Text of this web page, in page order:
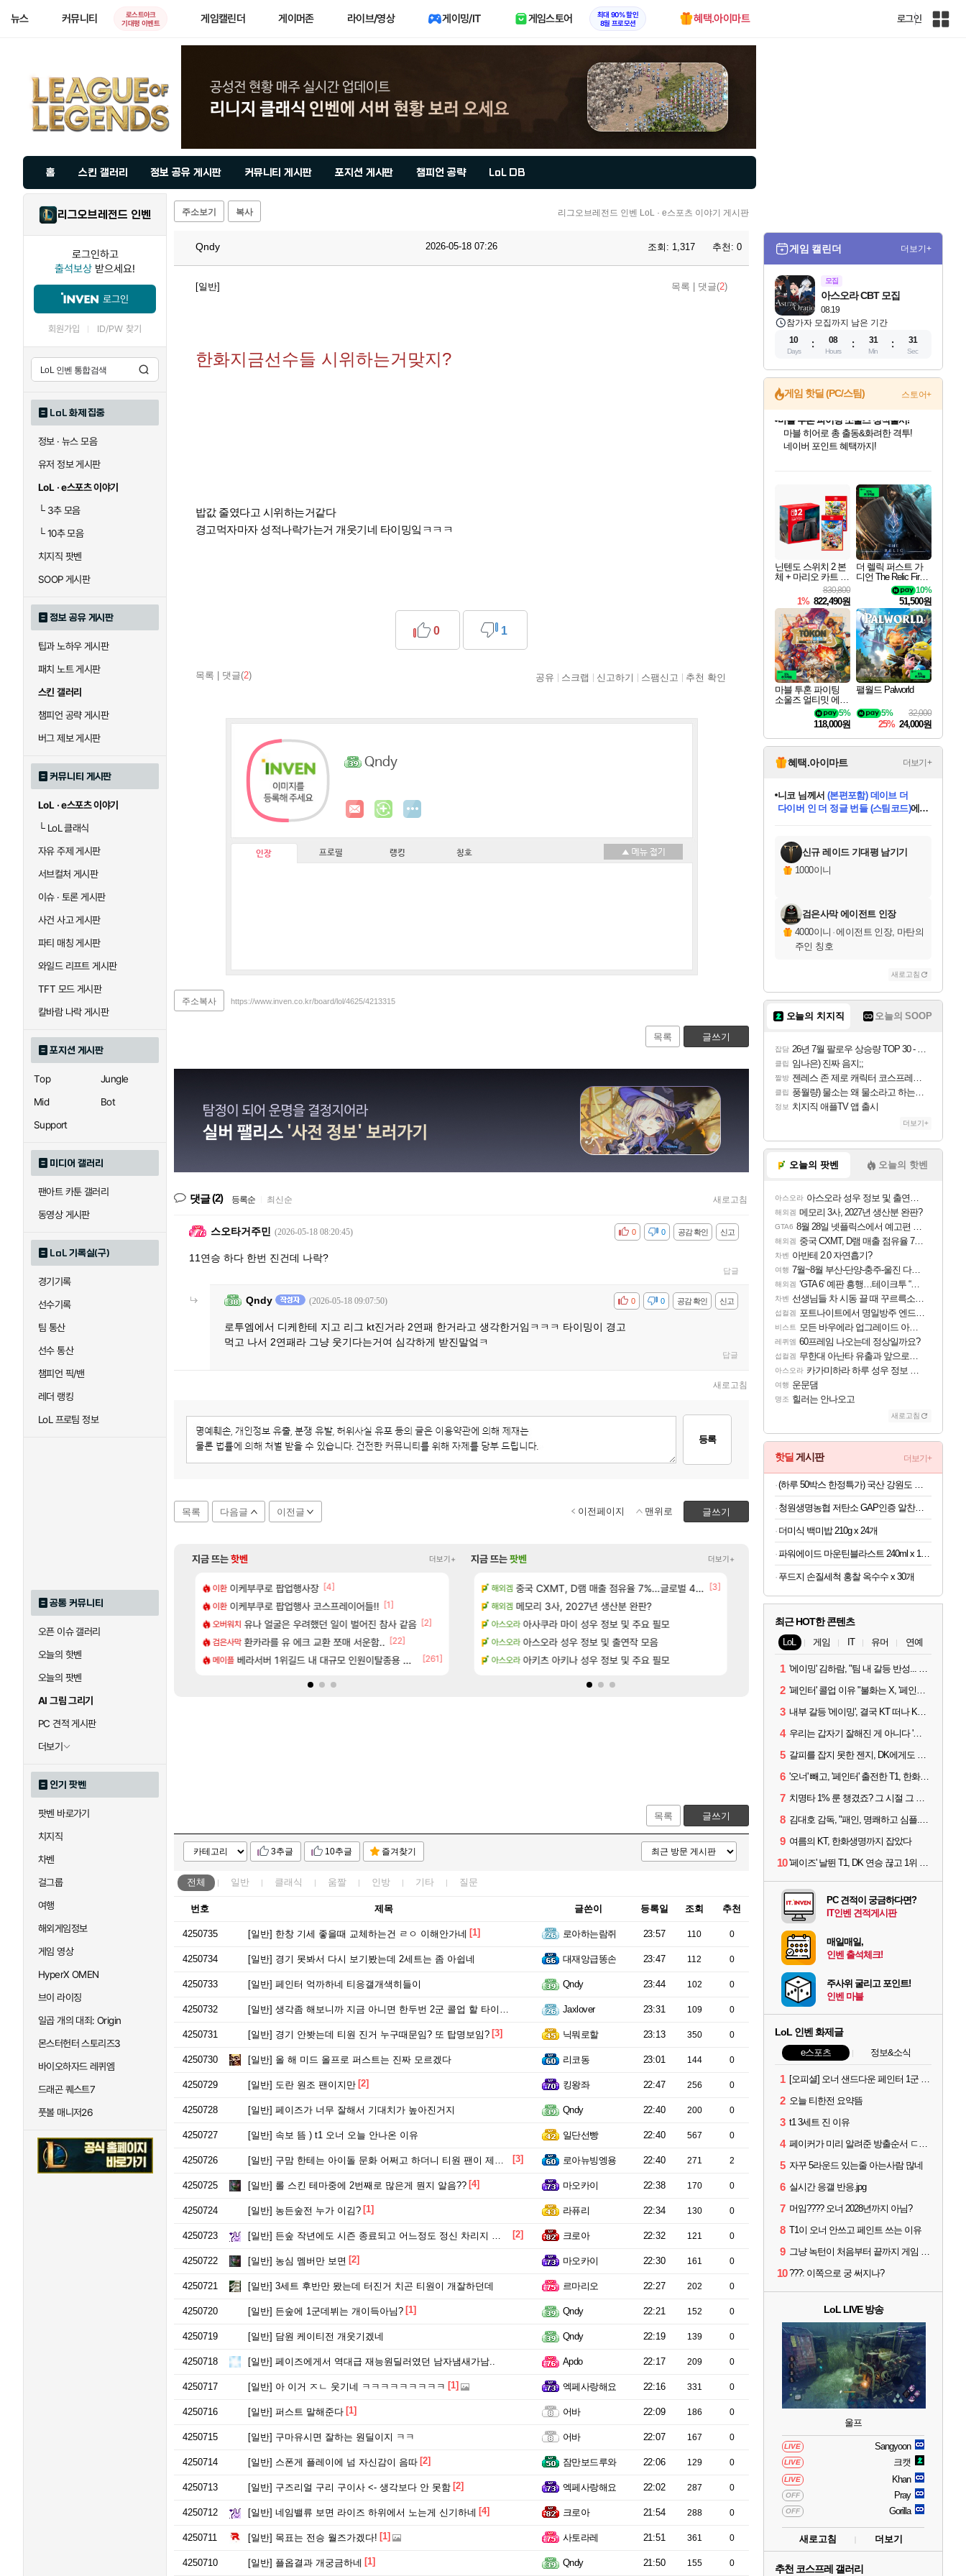
뉴스 커뮤니티
로스트아크
기대평 이벤트
게임캘린더 게이머존 라이브/영상 게이밍/IT 게임스토어
최대 90% 할인
8월 프로모션
혜택.아이마트 로그인
인
홈 스킨 갤러리 정보 공유 게시판 커뮤니티 게시판 포지션 게시판 챔피언 공략 LoL DB
리그오브레전드 인벤
로그인하고
출석보상 받으세요!
로그인
회원가입 ID/PW 찾기
LoL 화제 집중
정보 · 뉴스 모음
유저 정보 게시판
LoL · e스포츠 이야기
└3추 모음
└10추 모음
치지직 팟벤
SOOP 게시판
정보 공유 게시판
팁과 노하우 게시판
패치 노트 게시판
스킨 갤러리
챔피언 공략 게시판
버그 제보 게시판
커뮤니티 게시판
LoL · e스포츠 이야기
└LoL 클래식
자유 주제 게시판
서브컬처 게시판
이슈 · 토론 게시판
사건 사고 게시판
파티 매칭 게시판
와일드 리프트 게시판
TFT 모드 게시판
칼바람 나락 게시판
포지션 게시판
Top
Jungle
Mid
Bot
Support
미디어 갤러리
팬아트 카툰 갤러리
동영상 게시판
LoL 기록실(구)
경기기록
선수기록
팀 통산
선수 통산
챔피언 픽/밴
레더 랭킹
LoL 프로팀 정보
공통 커뮤니티
오픈 이슈 갤러리
오늘의 핫벤
오늘의 팟벤
AI 그림 그리기
PC 견적 게시판
더보기
인기 팟벤
팟벤 바로가기
치지직
차벤
걸그룹
여행
해외게임정보
게임 영상
HyperX OMEN
브이 라이징
일곱 개의 대죄: Origin
몬스터헌터 스토리즈3
바이오하자드 레퀴엠
드래곤 퀘스트7
풋볼 매니저26
주소보기 복사 리그오브레전드 인벤 LoL · e스포츠 이야기 게시판
Qndy 2026-05-18 07:26 조회: 1,317 추천: 0
[일반] 목록 댓글(2)
한화지금선수들 시위하는거맞지?
밥값 줄였다고 시위하는거같다
경고먹자마자 성적나락가는거 개웃기네 타이밍잌ㅋㅋㅋ
목록 댓글(2)
0 1
공유 스크랩 신고하기 스팸신고 추천 확인
Qndy
인장 프로필 랭킹 칭호
주소복사 https://www.inven.co.kr/board/lol/4625/4213315
목록 글쓰기
댓글(2) 등록순 최신순 새로고침
스오타거주민 (2026-05-18 08:20:45) 신고
공감 확인
비공감 0
0
11연승 하다 한번 진건데 나락?
답글
Qndy (2026-05-18 09:07:50) 신고
공감 확인
비공감 0
0
로투엠에서 디케한테 지고 리그 kt진거라 2연패 한거라고 생각한거임ㅋㅋㅋ 타이밍이 경고
먹고 나서 2연패라 그냥 웃기다는거여 심각하게 받진말엌ㅋ
답글
새로고침
등록
목록 다음글 이전글 글쓰기
이전페이지 맨위로
지금 뜨는핫벤 더보기+
펙으로 삐져서 매주 수로 10만점 치고있으면 ㅋㅋ
스킬셋 특전 공개 [3]
주긴주는군요? [17]
이환 이케부쿠로 팝업행사장 [4]
이환 이케부쿠로 팝업행사 코스프레이어들!! [1]
오버워치 유나 얼굴은 우려했던 일이 벌어진 참사 같음 [2]
검은사막 환카라를 유 에크 교환 쪼매 서운함.. [22]
메이플 베라서버 1위길드 내 대규모 인원이탈종용 추정사건 [261]
검은사막 펄없의 퍼주는듯하면서 악랄한 BM 설계 [24]
오버워치 D.mon 스킬셋 나왔다 [5]
리니지M 주말패키지 결과..... [5]
와우 결국 돌고 돌아 와우 [29]
SOL 영웅무기도안 제작 질문
오버워치 D.mon 스킬셋 특전 공개 [3]
아이고... 길드내에서 쿠데타 일어났네
신규 악세, 수정, 유물, 외형, 물약 요약
지금 뜨는팟벤 더보기+
해수욕장
일 넷플릭스에서 예고편 공개 예정
리트 골렘 위치 공략 (30개) - 방랑 결투가
차벤 아반테 2.0 자연흡기? [1]
비스트 모든 요리/작물 책 획득 위치 공략 (36개) - 미식가 도전과제
섭컬겜 무한대 아난타 유출과 앞으로의 예상 (루머)
PV 라스트 에포크 시즌5 - 서리화신의 분노 티저
해외겜 ‘GTA 6’ 예판 흥행…테이크투 “내부 예상 크게 넘어”
해외겜 중국 CXMT, D램 매출 점유율 7%…글로벌 4위로 부상
[3]
해외겜 메모리 3사, 2027년 생산분 완판?
아스오라 아사쿠라 마이 성우 정보 및 주요 필모
아스오라 아스오라 성우 정보 및 출연작 모음
아스오라 아키츠 아키나 성우 정보 및 주요 필모
GTA6 8월 28일 넷플릭스에서 예고편 공개 예정
비스트 모든 바우에라 업그레이드 아이템 획득 위치 공략 (89
아스오라 카가미하라 하루 성우 정보 및 주요 필모
목록 글쓰기
3추글 10추글 즐겨찾기
전체 일반 클래식 움짤 인방 기타 질문
번호 제목 글쓴이 등록일 조회 추천
4250735 [일반] 한창 기세 좋을때 교체하는건 ㄹㅇ 이해안가네 [1] 로아하는람쥐 23:57 110 0
4250734 [일반] 경기 못봐서 다시 보기봤는데 2세트는 좀 아쉽네 대재앙급똥손 23:47 112 0
4250733 [일반] 페인터 억까하네 티응갤개색히들이 Qndy 23:44 102 0
4250732 [일반] 생각좀 해보니까 지금 아니면 한두번 2군 콜업 할 타이밍이 없긴 하네요 Jaxlover 23:31 109 0
4250731 [일반] 경기 안봣는데 티원 진거 누구때문임? 또 탑명보임? [3] 닉뭐로할 23:13 350 0
4250730 [일반] 올 해 미드 올프로 퍼스트는 진짜 모르겠다 리코동 23:01 144 0
4250729 [일반] 도란 원조 팬이지만 [2] 킹왕좌 22:47 256 0
4250728 [일반] 페이즈가 너무 잘해서 기대치가 높아진거지 Qndy 22:40 200 0
4250727 [일반] 속보 뜸 ) t1 오너 오늘 안나온 이유 일단선빵 22:40 567 0
4250726 [일반] 구맘 한테는 아이돌 문화 어쩌고 하더니 티원 팬이 제일 역겨움 그냥 [3] 로아뉴빙엥용 22:40 271 2
4250725 [일반] 롤 스킨 테마중에 2번째로 많은게 뭔지 알음?? [4] 마오카이 22:38 170 0
4250724 [일반] 농든숲전 누가 이김? [1] 라퓨리 22:34 130 0
4250723 [일반] 든숲 작년에도 시즌 종료되고 어느정도 정신 차리지 않았음? [2] 크로아 22:32 121 0
4250722 [일반] 농심 멤버만 보면 [2] 마오카이 22:30 161 0
4250721 [일반] 3세트 후반만 뫘는데 터진거 치곤 티원이 개잘하던데 르마리오 22:27 202 0
4250720 [일반] 든숲에 1군데뷔는 개이득아님? [1] Qndy 22:21 152 0
4250719 [일반] 담원 케이티전 개웃기겠네 Qndy 22:19 139 0
4250718 [일반] 페이즈에게서 역대급 재능원딜러였던 남자냄새가남.. Apdo 22:17 209 0
4250717 [일반] 아 이거 ㅈㄴ 웃기네 ㅋㅋㅋㅋㅋㅋㅋㅋㅋ [1] 엑페사랑해요 22:16 331 0
4250716 [일반] 퍼스트 말해준다 [1] 어바 22:09 186 0
4250715 [일반] 구마유시면 잘하는 원딜이지 ㅋㅋ 어바 22:07 167 0
4250714 [일반] 스폰게 플레이에 넘 자신감이 음따 [2] 잠만보드루와 22:06 129 0
4250713 [일반] 구즈리얼 구리 구이사 <- 생각보다 안 못함 [2] 엑페사랑해요 22:02 287 0
4250712 [일반] 네임밸류 보면 라이즈 하위에서 노는게 신기하네 [4] 크로아 21:54 288 0
4250711 [일반] 목표는 전승 월즈가겠다! [1] 사토라레 21:51 361 0
4250710 [일반] 플옵결과 개궁금하네 [1] Qndy 21:50 155 0
게임 캘린더 더보기+
모집
08.19
아스오라 CBT 모집
참가자 모집까지 남은 기간
10
Days
08
Hours
31
Min
30
Sec
게임 핫딜 (PC/스팀) 스토어+
최대 90% 할인가를 만나보세요!
네이버혜택과 함께 만나보세요!
50%할인&추가 적립까지!
네이버 포인트 혜택까지!
귀무자: 검의 길 예약 판매 중!
10% 할인과
이니&베니 혜택까지!
네이버 혜택가와 함께 예약하세요!
할인&네이버혜택으로 만나보세요!
네이버페이 혜택과 만나보세요!
40주년 프로모션으로 만나보세요!
할인가에 만나보세요!
일부 에디션 상시 할인!
혜택으로 예약 판매 중
편안하게 충전하세요
닌텐도 스위치 2 본
체 + 마리오 카트 월
드 + 슈퍼 마리오 파
티 잼버리 닌텐도
스위치 2 에디션 +
잼버리 TV 번들
830,800
1% 822,490원
더 렐릭 퍼스트 가
디언 The Relic First
10%
51,500원
마블 투혼 파이팅
소울즈 얼티밋 에디
션 MARVEL Tokon
Fighting Souls Ultima
5%
118,000원
팰월드 Palworld
32,000
5%
25% 24,000원
혜택.아이마트 더보기+
교환.
당첨되셨습니다.
다이버 인 더 정글 번들 (스팀코드)
당첨되셨습니다.
한건했습니다님께서마피아
데피니티브 에디션 (스팀코드)에
당첨되셨습니다.
당첨되셨습니다.
당첨되셨습니다.
당첨되셨습니다.
에디션 (스팀코드)를 교환.
당첨되셨습니다.
신규 레이드 기대평 남기기
1000이니
검은사막 에이전트 인장
4000이니 ·에이전트 인장, 마탄의
주인 칭호
새로고침
오늘의 치지직 오늘의 SOOP
잡담 26년 7월 팔로우 상승량 TOP 30 - 월간 치지직
클립 임나은) 진짜 음지;;
짤방 젠레스 존 제로 캐릭터 코스프레한 꽁주
클립 풍월량) 물소는 왜 물소라고 하는거야? 아! 그만 ㅋㅋ 알았어 ㅋㅋ
정보 치지직 애플TV 앱 출시
더보기+
오늘의 팟벤 오늘의 핫벤
아스오라 아스오라 성우 정보 및 출연작 모음
해외겜 메모리 3사, 2027년 생산분 완판?
GTA6 8월 28일 넷플릭스에서 예고편 공개 예정
해외겜 중국 CXMT, D램 매출 점유율 7%…글로벌 4위로 부상
차벤 아반테 2.0 자연흡기?
여행 7월~8월 부산-단양-충주-울진 다녀왔어요~
해외겜 ‘GTA 6’ 예판 흥행…테이크투 “내부 예상 크게 넘어”
차벤 선생님들 차 시동 끌 때 꾸르륵소리나는데
섭컬겜 포트나이트에서 명일방주 엔드필드 [펠리카] 판매 예정
비스트 모든 바우에라 업그레이드 아이템 획득 위치 공략 (89개)
레퀴엠 60프레임 나오는데 정상일까요?
섭컬겜 무한대 아난타 유출과 앞으로의 예상 (루머)
아스오라 카가미하라 하루 성우 정보 및 주요 필모
여행 운문댐
명조 힐러는 안나오고
새로고침
핫딜 게시판 더보기+
청원생명농협 저탄소 GAP인증 알찬미 특등급 10kg
더미식 백미밥 210g x 24개
푸드지 손질세척 홍찰 옥수수 x 30개
최근 HOT한 콘텐츠
LoL 게임 IT 유머 연예
1 '에이밍' 김하람, "팀 내 갈등 반성... 끝까지 뛰고 싶었다"
2 '페인터' 콜업 이유 "불화는 X, '페인터'는 부족한 콜을 채워줄 선수"
3 내부 갈등 '에이밍', 결국 KT 떠나 KRX로...'지우'와 트레이드
4 우리는 갑자기 잘해진 게 아니다 '씨맥' 김대호 감독의 자신감
5 갈피를 잡지 못한 젠지, DK에게도 0:2 패배
6 '오너' 빼고, '페인터' 출전한 T1, 한화생명에 패배
7 치명타 1% 룬 챙겼죠? 그 시절 그 감성 '롤 클래식' 30일 출시
8 김대호 감독, "패인, 명쾌하고 심플...다시 힘낼 수 있어"
9 여름의 KT, 한화생명까지 잡았다
10 '페이즈' 날뛴 T1, DK 연승 끊고 1위 지켜
PC 견적이 궁금하다면?
IT인벤 견적게시판
매일매일,
인벤 출석체크!
주사위 굴리고 포인트!
인벤 마블
LoL 인벤 화제글
e스포츠 정보&소식
1 [오피셜] 오너 샌드다운 페인터 1군 콜업 출전
2 오늘 티한전 요약뜸
3 t1 3세트 진 이유
4 페이커가 미리 알려준 방출순서 ㄷㄷㄷㄷ
5 자꾸 5라운드 있는줄 아는사람 많네
6 실시간 응갤 반응.jpg
7 머임???? 오너 2028년까지 아님?
8 T1이 오너 안쓰고 페인트 쓰는 이유
9 그냥 녹턴이 처음부터 끝까지 게임 지게 굴려줬는데
10 ???: 이쪽으로 궁 써지나?
LoL LIVE 방송
울프
LIVE Sangyoon
LIVE 크캣
LIVE Khan
OFF Pray
OFF Gorilla
새로고침 더보기
추천 코스프레 갤러리